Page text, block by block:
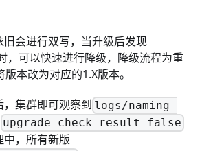
会进行双写，当升级后发现
，可以快速进行降级，降级流程为重
本改为对应的1.X版本。
集群即可观察到 logs/naming-
upgrade check result false
中，所有新版